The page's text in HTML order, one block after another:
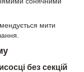
мити
без секцій